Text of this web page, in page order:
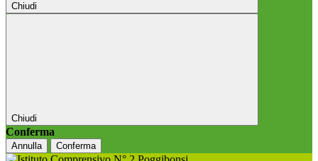
Chiudi
Chiudi
Conferma
Annulla Conferma